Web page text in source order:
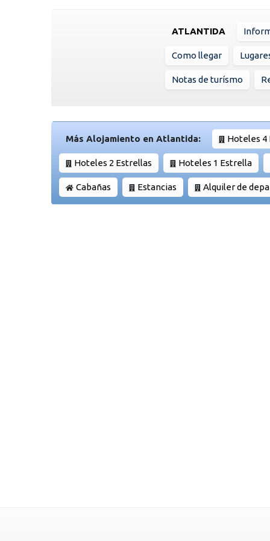
ATLANTIDA
Como llegar
Notas de turísmo
Más Alojamiento en Atlantida: Hoteles 4
Hoteles 2 Estrellas Hoteles 1 Estrella
Cabañas Estancias Alquiler de